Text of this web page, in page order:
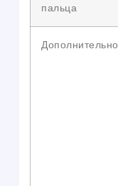
пальца
Дополнительно